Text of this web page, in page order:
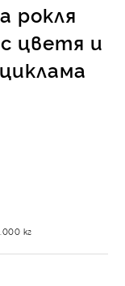
рокля
цветя и
кг